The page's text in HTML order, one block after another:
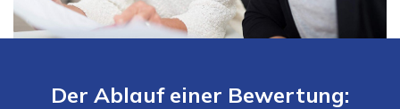
Der Ablauf einer Bewertung: